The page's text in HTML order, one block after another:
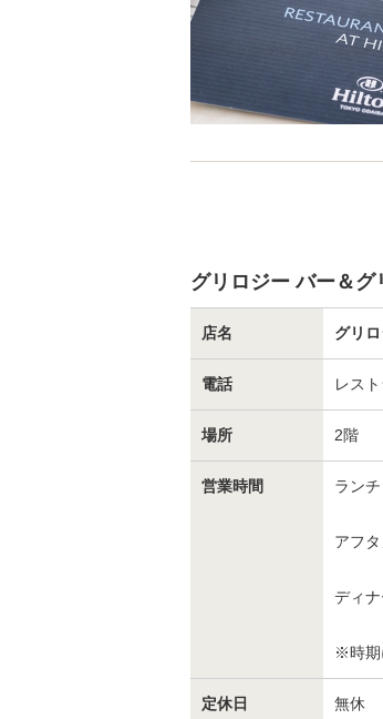
グリロジー バー＆グ
店名 グリ
電話 レス
場所 2階
営業時間 ラン
アフ
ディ
※時期
定休日 無休